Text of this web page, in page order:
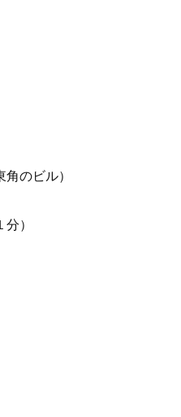
のビル）
）